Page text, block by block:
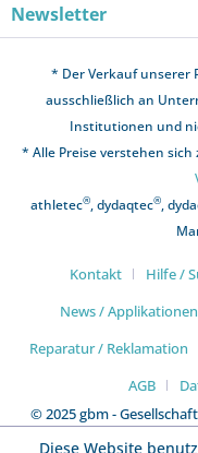
Newsletter
* Der Verkauf unserer
ausschließlich an
Institutionen und
* Alle Preise verstehen
athletec®, dydaqtec®,
Kontakt Hilfe /
News / Applikationen
Reparatur / Reklamation
AGB
© 2025 gbm -
Diese Website